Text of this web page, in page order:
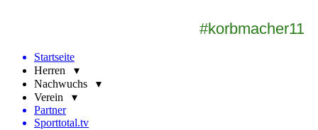
#korbmacher11
Startseite
Herren ▾
Nachwuchs ▾
Verein ▾
Partner
Sporttotal.tv